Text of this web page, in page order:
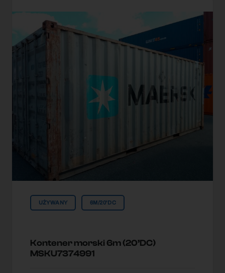
UŻYWANY 6M/20'DC
Kontener morski 6m (20’DC)
MSKU7374991